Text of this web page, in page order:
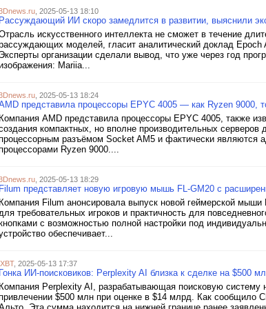
, 2025-05-13 18:10
ИИ скоро замедлится в развитии, выяснили
искусственного интеллекта не сможет в течение
моделей, гласит аналитический доклад
организации сделали вывод, что уже через год
Mariia...
, 2025-05-13 18:24
представила процессоры EPYC 4005 — как Ryzen 9000,
AMD представила процессоры EPYC 4005, также
компактных, но вполне производительных
разъёмом Socket AM5 и фактически являются
Ryzen 9000....
, 2025-05-13 18:29
представляет новую игровую мышь FL-GM20 с
Filum анонсировала выпуск новой геймерской
требовательных игроков и практичность для
с возможностью полной настройки под
обеспечивает...
, 2025-05-13 17:37
ИИ-поисковиков: Perplexity AI близка к сделке на $500
Perplexity AI, разрабатывающая поисковую систему
$500 млн при оценке в $14 млрд. Как сообщило